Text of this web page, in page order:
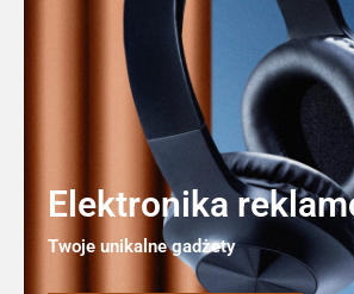
Elektronika
Twoje unikalne gadżety